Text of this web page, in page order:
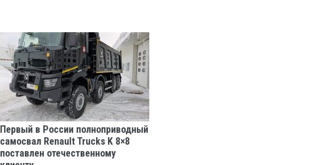
Первый в России полноприводный
самосвал Renault Trucks K 8×8
поставлен отечественному